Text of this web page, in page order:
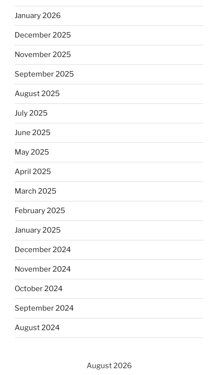
January 2026
December 2025
November 2025
September 2025
August 2025
July 2025
June 2025
May 2025
April 2025
March 2025
February 2025
January 2025
December 2024
November 2024
October 2024
September 2024
August 2024
August 2026